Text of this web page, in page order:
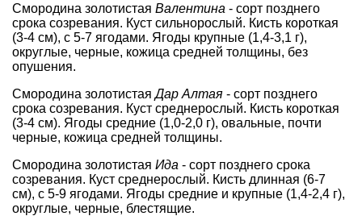
Смородина золотистая Валентина - сорт позднего
срока созревания. Куст сильнорослый. Кисть короткая
(3-4 см), с 5-7 ягодами. Ягоды крупные (1,4-3,1 г),
округлые, черные, кожица средней толщины, без
опушения.
Смородина золотистаяДар Алтая - сорт позднего
срока созревания. Куст среднерослый. Кисть короткая
(3-4 см). Ягоды средние (1,0-2,0 г), овальные, почти
черные, кожица средней толщины.
Смородина золотистая Ида - сорт позднего срока
созревания. Куст среднерослый. Кисть длинная (6-7
см), с 5-9 ягодами. Ягоды средние и крупные (1,4-2,4 г),
округлые, черные, блестящие.